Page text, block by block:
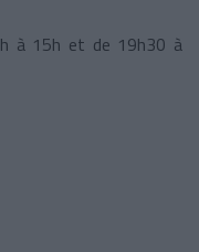
à 15h et de 19h30 à